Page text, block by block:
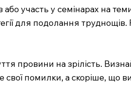
участь у семінарах на
для подолання труднощів.
провини на зрілість.
свої помилки, а скоріше, що